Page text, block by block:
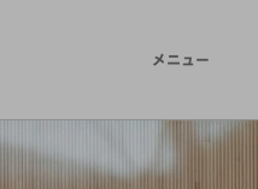
メニュー